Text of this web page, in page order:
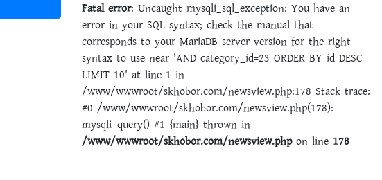
Fatal error: Uncaught mysqli_sql_exception: You have an
error in your SQL syntax; check the manual that
corresponds to your MariaDB server version for the right
syntax to use near 'AND category_id=23 ORDER BY id DESC
LIMIT 10' at line 1 in
/www/wwwroot/skhobor.com/newsview.php:178 Stack trace:
#0 /www/wwwroot/skhobor.com/newsview.php(178):
mysqli_query() #1 {main} thrown in
/www/wwwroot/skhobor.com/newsview.phpon line 178